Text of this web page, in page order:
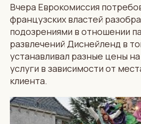
Вчера Еврокомиссия
французских властей
подозрениями в отношении
развлечений Диснейленд в
устанавливал разные цены
услуги в зависимости от
клиента.